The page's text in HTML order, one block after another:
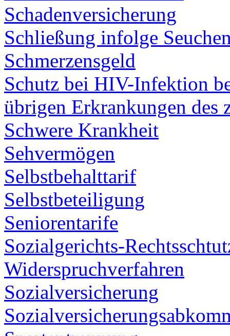
Schadenversicherung
Schließung infolge
Schmerzensgeld
Schutz bei HIV-Infektion
übrigen Erkrankungen des
Schwere Krankheit
Sehvermögen
Selbstbehalttarif
Selbstbeteiligung
Seniorentarife
Sozialgerichts-
Widerspruchverfahren
Sozialversicherung